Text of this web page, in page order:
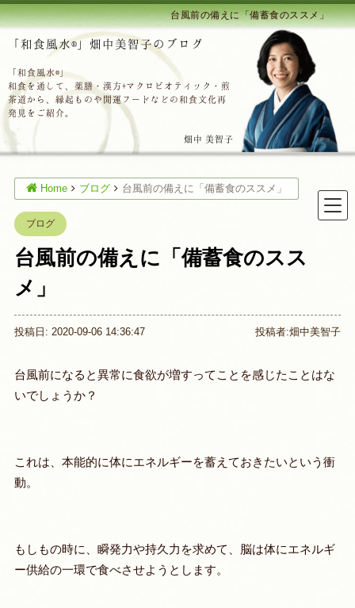
台風前の備えに「備蓄食のススメ」
「和食風水®」畑中美智子のブログ
「和食風水®」
和食を通して、薬膳・漢方+マクロビオティック・煎
茶道から、縁起ものや開運フードなどの和食文化再
発見をご紹介。
畑中 美智子
Home ブログ 台風前の備えに「備蓄食のススメ」
ブログ
台風前の備えに「備蓄食のスス
メ」
投稿日: 2020-09-06 14:36:47 投稿者:畑中美智子
台風前になると異常に食欲が増すってことを感じたことはな
いでしょうか？
これは、本能的に体にエネルギーを蓄えておきたいという衝
動。
もしもの時に、瞬発力や持久力を求めて、脳は体にエネルギ
ー供給の一環で食べさせようとします。